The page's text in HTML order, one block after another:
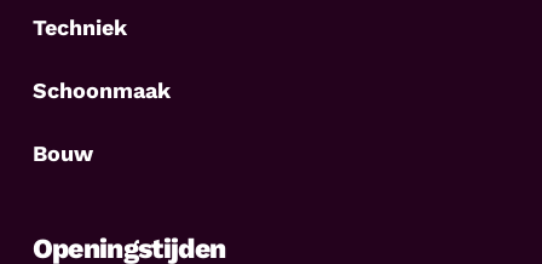
Techniek
Schoonmaak
Bouw
Openingstijden